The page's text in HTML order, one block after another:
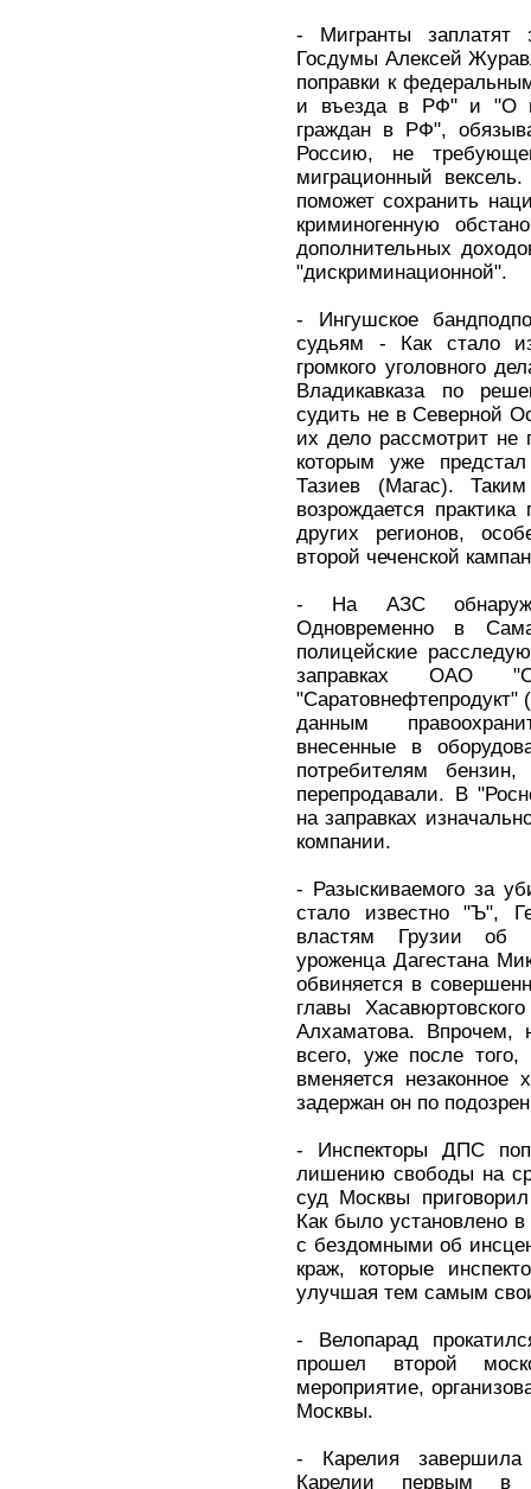
- Мигранты
Госдумы Алексей
поправки к
и въезда в РФ" и "О
граждан в РФ",
Россию, не
миграционный
поможет сохранить
криминогенную
дополнительных
"дискриминационной".
- Ингушское
судьям - Как стало
громкого уголовного
Владикавказа по
судить не в Северной
их дело рассмотрит не
которым уже
Тазиев (Магас).
возрождается
других регионов,
второй чеченской
- На АЗС
Одновременно в
полицейские
заправках ОАО
данным
внесенные в
потребителям
перепродавали. В
на заправках
компании.
- Разыскиваемого за
стало известно "Ъ",
властям Грузии об
уроженца Дагестана
обвиняется в
главы
Алхаматова. Впрочем,
всего, уже после
вменяется незаконное
задержан он по
- Инспекторы ДПС
лишению свободы на
суд Москвы
Как было установлено
с бездомными об
краж, которые
улучшая тем самым
- Велопарад
прошел второй
мероприятие,
Москвы.
- Карелия
Карелии первым в